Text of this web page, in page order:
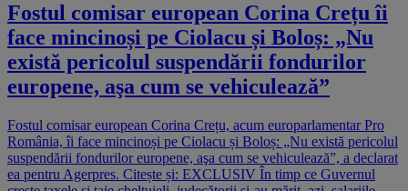
Fostul comisar european Corina Crețu îi
face mincinoși pe Ciolacu și Boloș: „Nu
există pericolul suspendării fondurilor
europene, aşa cum se vehiculează”
Fostul comisar european Corina Crețu, acum europarlamentar Pro
România, îi face mincinoși pe Ciolacu și Boloș: „Nu există pericolul
suspendării fondurilor europene, aşa cum se vehiculează”, a declarat
ea pentru Agerpres. Citește și: EXCLUSIV În timp ce Guvernul